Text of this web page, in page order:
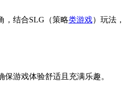
，结合SLG（策略类游戏）玩法，
游戏体验舒适且充满乐趣。